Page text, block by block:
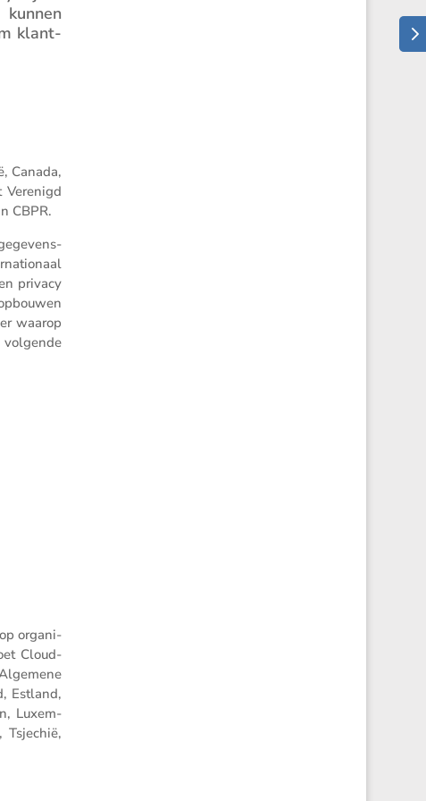
klant­
Canada,
Verenigd
CBPR.
privacy
waarop
organi­
Cloud­
Estland,
Luxem­